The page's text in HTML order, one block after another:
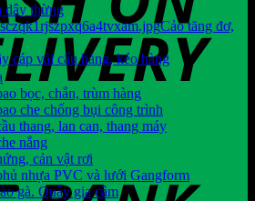
dây thừng
Cảo tăng đơ,
cáp vải cẩu hàng, kéo hàng
bọc, chắn, trùm hàng
che chống bụi công trình
thang, lan can, thang máy
nắng
cản vật rơi
nhựa PVC và lưới Gangform
gà. Quây gia cầm